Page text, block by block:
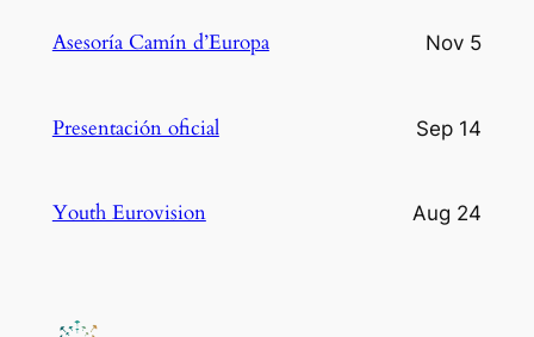
Asesoría Camín d’Europa Nov 5
Presentación oficial Sep 14
Youth Eurovision Aug 24